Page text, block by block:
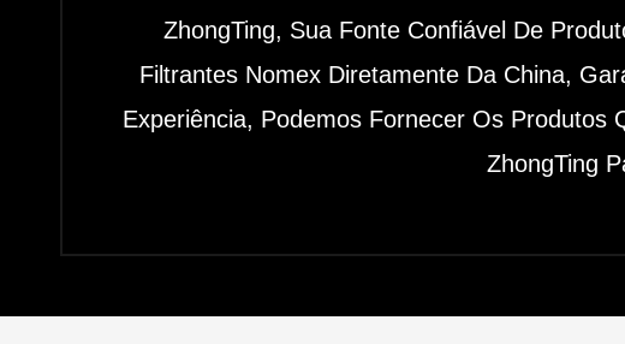
ZhongTing, Sua Fonte Confiável De
Filtrantes Nomex Diretamente Da China,
Experiência, Podemos Fornecer Os Produtos
ZhongTing